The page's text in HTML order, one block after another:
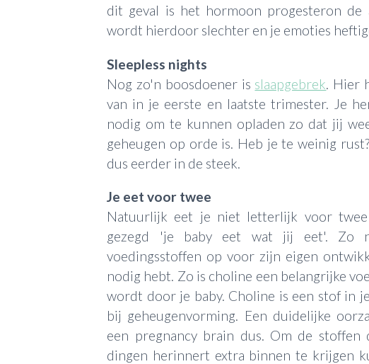
dit geval is het hormoon progesteron de
wordt hierdoor slechter en je emoties
Sleepless nights
Nog zo'n boosdoener is slaapgebrek . Hier
van in je eerste en laatste trimester. Je
nodig om te kunnen opladen zo dat jij
geheugen op orde is. Heb je te weinig
dus eerder in de steek.
Je eet voor twee
Natuurlijk eet je niet letterlijk voor
gezegd 'je baby eet wat jij eet'. Zo
voedingsstoffen op voor zijn eigen
nodig hebt. Zo is choline een belangrijke
wordt door je baby. Choline is een stof in
bij geheugenvorming. Een duidelijke
een pregnancy brain dus. Om de
dingen herinnert extra binnen te krijgen